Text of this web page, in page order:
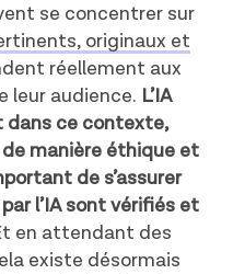
se concentrer sur
originaux et
réellement aux
leur audience. L’IA
dans ce contexte,
manière éthique et
de s’assurer
l’IA sont vérifiés et
en attendant des
existe désormais